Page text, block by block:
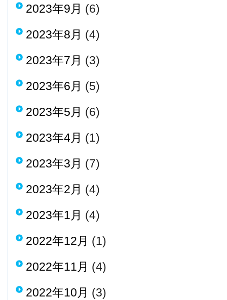
2023年9月 (6)
2023年8月 (4)
2023年7月 (3)
2023年6月 (5)
2023年5月 (6)
2023年4月 (1)
2023年3月 (7)
2023年2月 (4)
2023年1月 (4)
2022年12月 (1)
2022年11月 (4)
2022年10月 (3)